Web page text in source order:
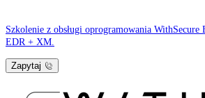
Szkolenie z obsługi oprogramowania
EDR + XM.
Zapytaj